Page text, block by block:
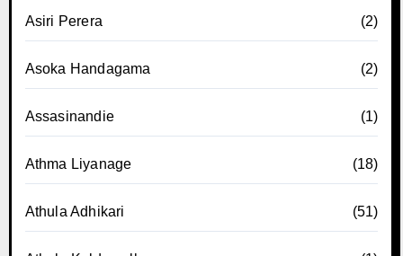
Asiri Perera (2)
Asoka Handagama (2)
Assasinandie (1)
Athma Liyanage (18)
Athula Adhikari (51)